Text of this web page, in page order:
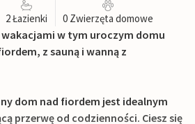
2 Łazienki 0 Zwierzęta domowe
wakacjami w tym uroczym domu
z sauną i wanną z
dom nad fiordem jest idealnym
przerwę od codzienności. Ciesz się